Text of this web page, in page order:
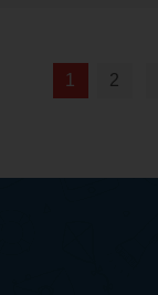
1 2